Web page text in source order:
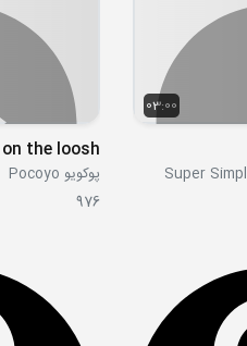
03:00
on the loosh
پوکویو Pocoyo
976